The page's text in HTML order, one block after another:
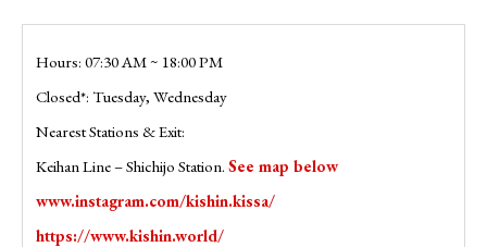
Hours: 07:30 AM ~ 18:00 PM
Closed*: Tuesday, Wednesday
Nearest Stations & Exit:
Keihan Line – Shichijo Station. See map below
www.instagram.com/kishin.kissa/
https://www.kishin.world/